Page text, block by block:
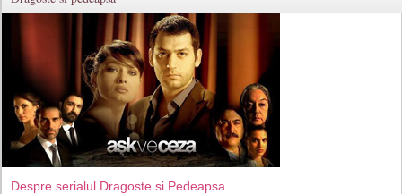
Despre serialul Dragoste si Pedeapsa